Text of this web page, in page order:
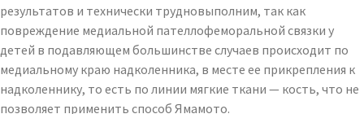
результатов и технически трудновыполним, так как
повреждение медиальной пателлофеморальной связки у
детей в подавляющем большинстве случаев происходит по
медиальному краю надколенника, в месте ее прикрепления к
надколеннику, то есть по линии мягкие ткани — кость, что не
позволяет применить способ Ямамото.